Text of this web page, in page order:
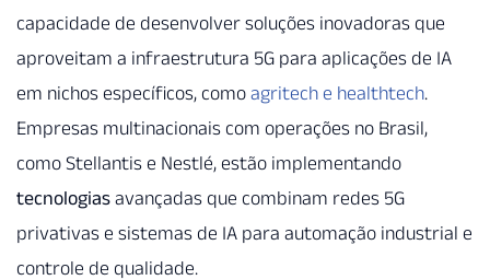
capacidade de desenvolver soluções inovadoras que
aproveitam a infraestrutura 5G para aplicações de IA
em nichos específicos, como agritech e healthtech.
Empresas multinacionais com operações no Brasil,
como Stellantis e Nestlé, estão implementando
tecnologias avançadas que combinam redes 5G
privativas e sistemas de IA para automação industrial e
controle de qualidade.